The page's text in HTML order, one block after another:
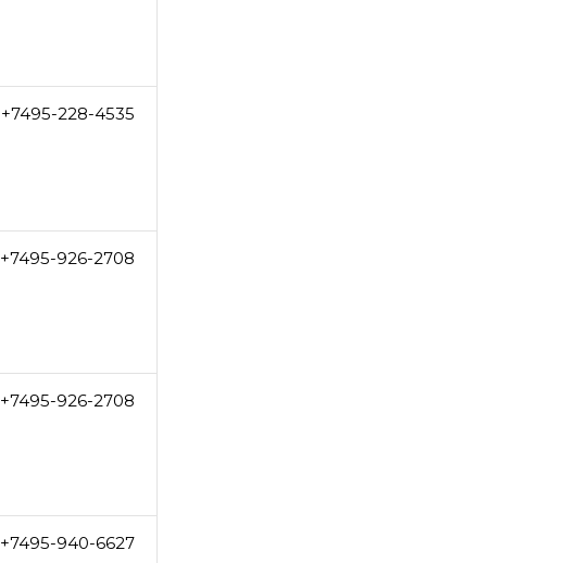
+7495-228-4535
+7495-926-2708
+7495-926-2708
+7495-940-6627